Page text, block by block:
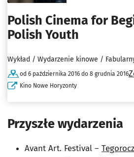
Polish Cinema for
Polish Youth
Wykład / Wydarzenie kinowe /
od 6 października 2016 do 8 grudnia 2016
Kino Nowe Horyzonty
Przyszłe wydarzenia
Avant Art. Festival –